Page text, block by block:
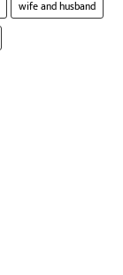
wife and husband